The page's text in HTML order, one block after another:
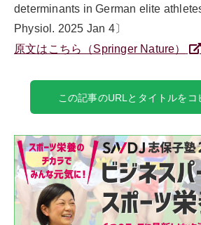
determinants in German elite
Physiol. 2025 Jan 4〕
原文はこちら（Springer Nature）
この記事のURLとタイトルをコ